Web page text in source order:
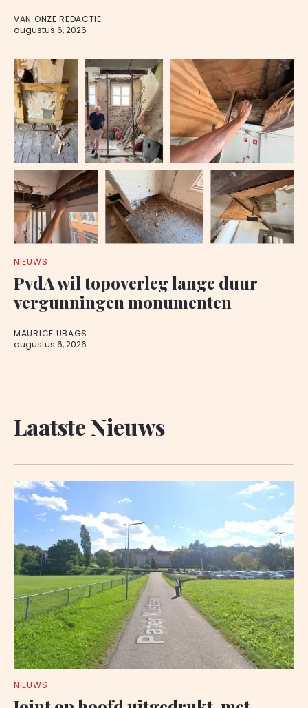
VAN ONZE REDACTIE
augustus 6, 2026
NIEUWS
PvdA wil topoverleg lange duur
vergunningen monumenten
MAURICE UBAGS
augustus 6, 2026
Laatste Nieuws
NIEUWS